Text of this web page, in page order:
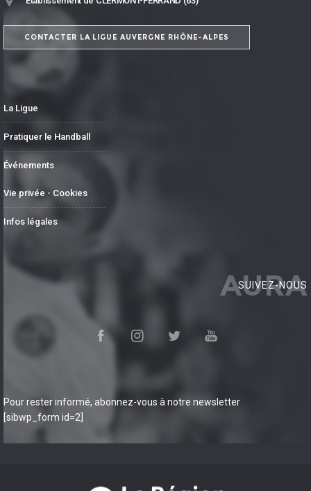
CONTACTER LA LIGUE AUVERGNE RHÔNE-ALPES
La Ligue
Pratiquer le Handball
Événements
Vie privée - Cookies
Infos légales
AURA
SUIVEZ-NOUS
Pour rester informé, abonnez-vous à notre newsletter
[sibwp_form id=2]